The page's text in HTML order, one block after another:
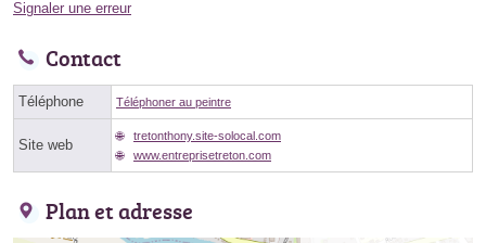
Signaler une erreur
Contact
Téléphone Téléphoner au peintre
Site web
tretonthony.site-solocal.com
www.entreprisetreton.com
Plan et adresse